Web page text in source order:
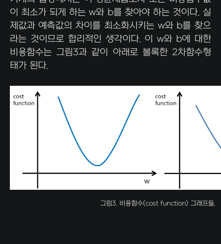
이 최소가 되게 하는 w와 b를 찾아야 하는 것이다. 실
제값과 예측값의 차이를 최소화시키는 w와 b를 찾으
라는 것이므로 합리적인 생각이다. 이 w와 b에 대한
비용함수는 그림3과 같이 아래로 볼록한 2차함수형
태가 된다.
그림3. 비용함수(cost function) 그래프들.